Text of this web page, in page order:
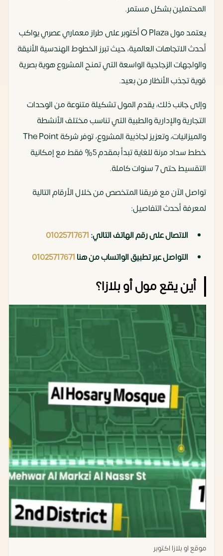
المحتملين بشكل مستمر.
يعتمد مول O Plaza أكتوبر على طراز معماري عصري يواكب
أحدث الاتجاهات العالمية، حيث تبرز الخطوط الهندسية الأنيقة
والواجهات الزجاجية الواسعة التي تمنح المشروع هوية بصرية
قوية تجذب الأنظار من بعيد.
وإلى جانب ذلك، يقدم المول تشكيلة متنوعة من الوحدات
التجارية والإدارية والطبية التي تناسب مختلف الأنشطة
والميزانيات، وتعزيز لجاذبية المشروع، توفر شركة The Point
خطط سداد مرنة للغاية تبدأ بمقدم 5% فقط مع إمكانية
التقسيط حتى 7 سنوات كاملة.
تواصل الآن مع فريقنا المتخصص من خلال الأرقام التالية
لمعرفة أحدث التفاصيل:
الاتصال على رقم الهاتف التالي:01025717671
التواصل عبر تطبيق الواتساب من هنا01025717671
أين يقع مول أو بلازا؟
موقع او بلازا اكتوبر